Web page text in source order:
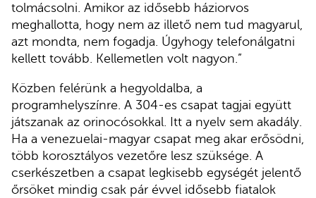
tolmácsolni. Amikor az idősebb háziorvos
meghallotta, hogy nem az illető nem tud magyarul,
azt mondta, nem fogadja. Úgyhogy telefonálgatni
kellett tovább. Kellemetlen volt nagyon.”
Közben felérünk a hegyoldalba, a
programhelyszínre. A 304-es csapat tagjai együtt
játszanak az orinocósokkal. Itt a nyelv sem akadály.
Ha a venezuelai-magyar csapat meg akar erősödni,
több korosztályos vezetőre lesz szüksége. A
cserkészetben a csapat legkisebb egységét jelentő
őrsöket mindig csak pár évvel idősebb fiatalok